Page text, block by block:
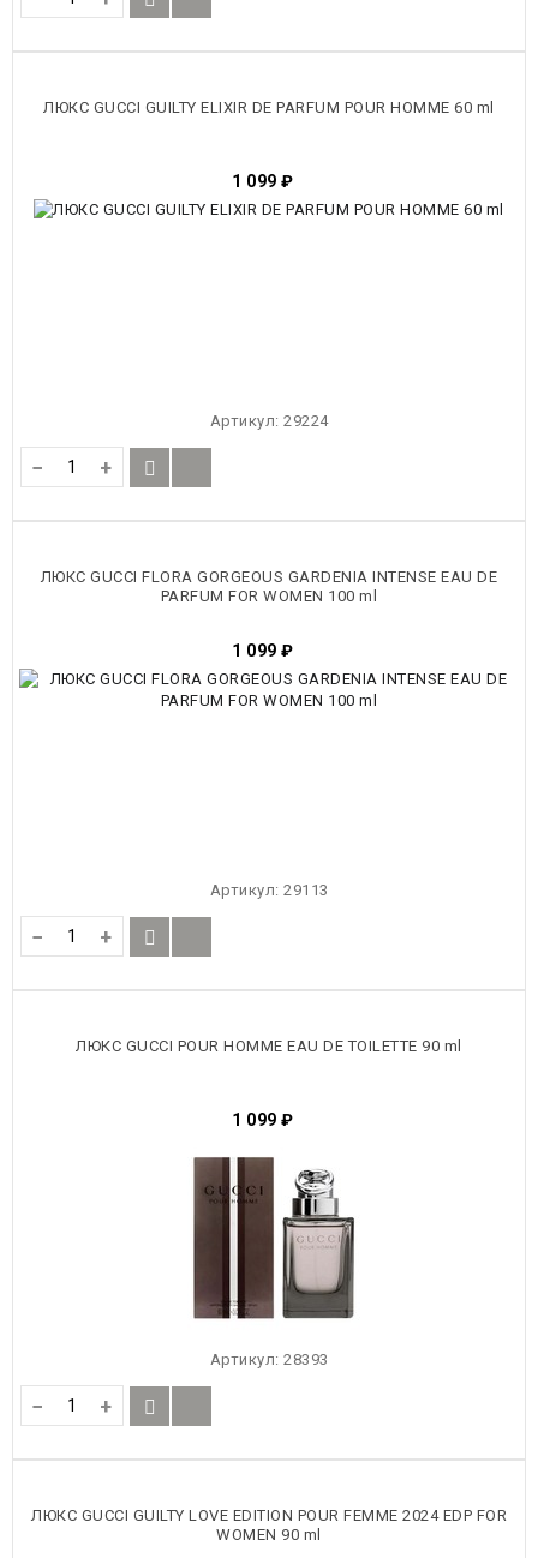
ЛЮКС GUCCI GUILTY ELIXIR DE PARFUM POUR HOMME 60 ml
1 099 ₽
Артикул: 29224
− +
ЛЮКС GUCCI FLORA GORGEOUS GARDENIA INTENSE EAU DE
PARFUM FOR WOMEN 100 ml
1 099 ₽
Артикул: 29113
− +
ЛЮКС GUCCI POUR HOMME EAU DE TOILETTE 90 ml
1 099 ₽
Артикул: 28393
− +
ЛЮКС GUCCI GUILTY LOVE EDITION POUR FEMME 2024 EDP FOR
WOMEN 90 ml